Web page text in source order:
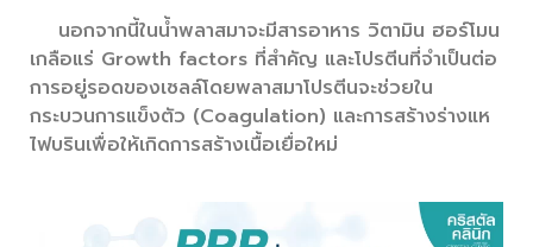
นอกจากนี้ในน้ำพลาสมาจะมีสารอาหาร วิตามิน ฮอร์โมน
เกลือแร่ Growth factors ที่สำคัญ และโปรตีนที่จำเป็นต่อ
การอยู่รอดของเซลล์โดยพลาสมาโปรตีนจะช่วยใน
กระบวนการแข็งตัว (Coagulation) และการสร้างร่างแห
ไฟบรินเพื่อให้เกิดการสร้างเนื้อเยื่อใหม่